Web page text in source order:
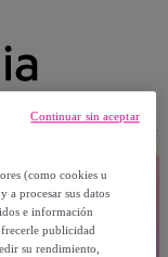
(como cookies u
a procesar sus datos
e información
publicidad
su rendimiento,
Continuar sin aceptar